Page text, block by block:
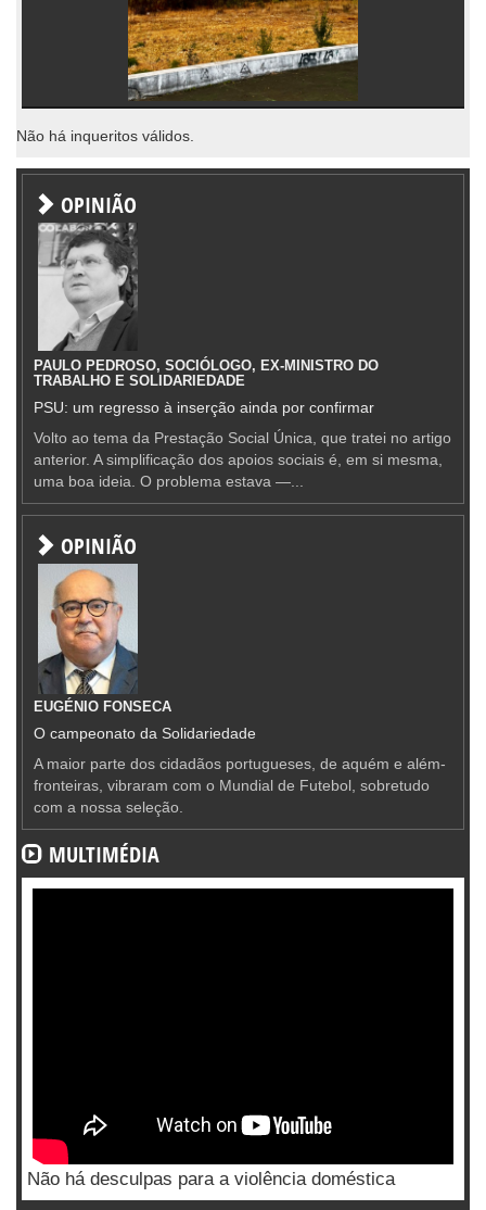
Não há inqueritos válidos.
OPINIÃO
PAULO PEDROSO, SOCIÓLOGO, EX-MINISTRO DO
TRABALHO E SOLIDARIEDADE
PSU: um regresso à inserção ainda por confirmar
Volto ao tema da Prestação Social Única, que tratei no artigo
anterior. A simplificação dos apoios sociais é, em si mesma,
uma boa ideia. O problema estava —...
OPINIÃO
EUGÉNIO FONSECA
O campeonato da Solidariedade
A maior parte dos cidadãos portugueses, de aquém e além-
fronteiras, vibraram com o Mundial de Futebol, sobretudo
com a nossa seleção.
MULTIMÉDIA
Não há desculpas para a violência doméstica